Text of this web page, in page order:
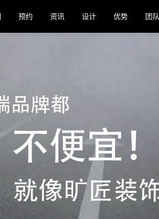
预约 资讯 设计 优势 团队